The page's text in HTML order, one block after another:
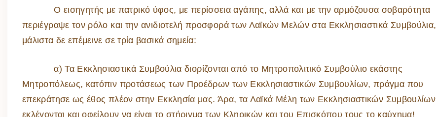
Ο εισηγητής με πατρικό ύφος, με περίσσεια αγάπης, αλλά και με την αρμόζουσα σοβαρότητα
περιέγραψε τον ρόλο και την ανιδιοτελή προσφορά των Λαϊκών Μελών στα Εκκλησιαστικά Συμβούλια,
μάλιστα δε επέμεινε σε τρία βασικά σημεία:
α) Τα Εκκλησιαστικά Συμβούλια διορίζονται από το Μητροπολιτικό Συμβούλιο εκάστης
Μητροπόλεως, κατόπιν προτάσεως των Προέδρων των Εκκλησιαστικών Συμβουλίων, πράγμα που
επεκράτησε ως έθος πλέον στην Εκκλησία μας. Άρα, τα Λαϊκά Μέλη των Εκκλησιαστικών Συμβουλίων
εκλέγονται και οφείλουν να είναι το στήριγμα των Κληρικών και του Επισκόπου τους το καύχημα!